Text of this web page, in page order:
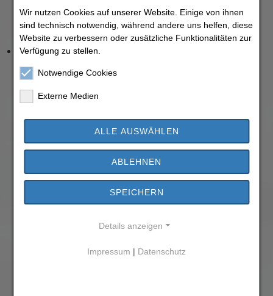
Kirchen
Feuerwehr
Katastrophenschutz
Freizeit, Kultur & Sport
Lesekapelle Geinsheim
Musikschule
Vereine
Fritz-Becker-Bad
Geschichte
Geschichtlicher Überblick
Kornsandverbrechen
Stolpersteinverlegungen
Fachwerkstraße
Wir nutzen Cookies auf unserer Website. Einige von ihnen
sind technisch notwendig, während andere uns helfen, diese
Website zu verbessern oder zusätzliche Funktionalitäten zur
Verfügung zu stellen.
Notwendige Cookies
Externe Medien
ALLE AUSWÄHLEN
ABLEHNEN
SPEICHERN
Details anzeigen
Impressum | Datenschutz